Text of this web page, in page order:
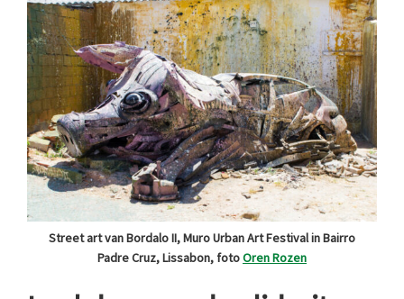
Street art van Bordalo II, Muro Urban Art Festival in Bairro
Padre Cruz, Lissabon, fotoOren Rozen